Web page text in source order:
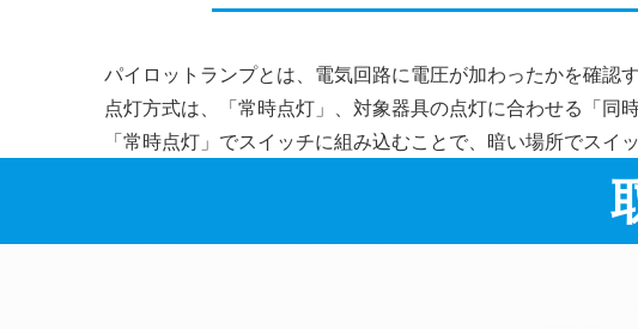
パイロットランプとは、電気回路に電圧が加わったかを確認
点灯方式は、「常時点灯」、対象器具の点灯に合わせる「同
「常時点灯」でスイッチに組み込むことで、暗い場所でス